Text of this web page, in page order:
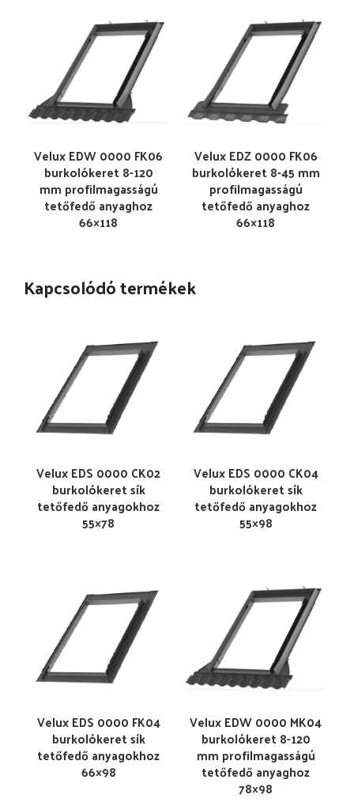
Velux EDW 0000 FK06
burkolókeret 8-120
mm profilmagasságú
tetőfedő anyaghoz
66×118
Velux EDZ 0000 FK06
burkolókeret 8-45 mm
profilmagasságú
tetőfedő anyaghoz
66×118
Kapcsolódó termékek
Velux EDS 0000 CK02
burkolókeret sík
tetőfedő anyagokhoz
55×78
Velux EDS 0000 CK04
burkolókeret sík
tetőfedő anyagokhoz
55×98
Velux EDS 0000 FK04
burkolókeret sík
tetőfedő anyagokhoz
66×98
Velux EDW 0000 MK04
burkolókeret 8-120
mm profilmagasságú
tetőfedő anyaghoz
78×98